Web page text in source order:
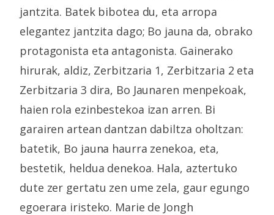
jantzita. Batek bibotea du, eta arropa
elegantez jantzita dago; Bo jauna da, obrako
protagonista eta antagonista. Gainerako
hirurak, aldiz, Zerbitzaria 1, Zerbitzaria 2 eta
Zerbitzaria 3 dira, Bo Jaunaren menpekoak,
haien rola ezinbestekoa izan arren. Bi
garairen artean dantzan dabiltza oholtzan:
batetik, Bo jauna haurra zenekoa, eta,
bestetik, heldua denekoa. Hala, aztertuko
dute zer gertatu zen ume zela, gaur egungo
egoerara iristeko. Marie de Jongh